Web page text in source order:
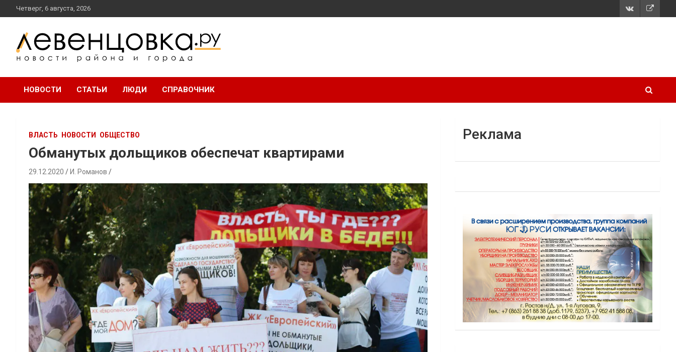
перейти
к
Четверг, 6 августа, 2026
Левенцовка Ру
НОВОСТИ СТАТЬИ ЛЮДИ СПРАВОЧНИК
ВЛАСТЬ НОВОСТИ ОБЩЕСТВО
Обманутых дольщиков обеспечат квартирами
29.12.2020 И. Романов
Реклама